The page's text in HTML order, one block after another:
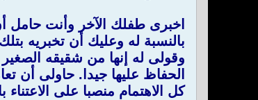
اخبرى طفلك الآخر وأنت حامل
بالنسبة له وعليك أن تخبريه
وقولى له إنها من شقيقه
الحفاظ عليها جيدا. حاولى
كل الاهتمام منصبا على